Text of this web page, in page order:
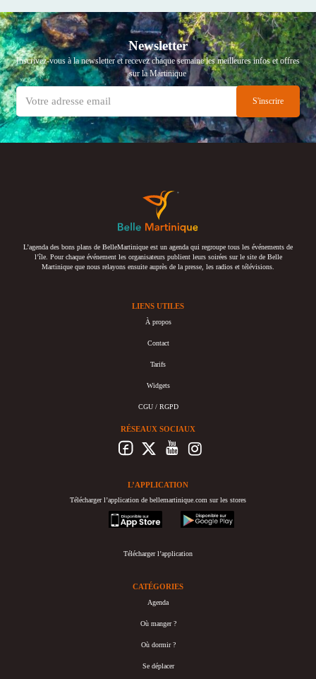
Newsletter
Inscrivez-vous à la newsletter et recevez chaque semaine les meilleures infos et offres
sur la Martinique
L’agenda des bons plans de BelleMartinique est un agenda qui regroupe tous les événements de
l’île. Pour chaque événement les organisateurs publient leurs soirées sur le site de Belle
Martinique que nous relayons ensuite auprès de la presse, les radios et télévisions.
LIENS UTILES
À propos
Contact
Tarifs
Widgets
CGU / RGPD
RÉSEAUX SOCIAUX
L’APPLICATION
Télécharger l’application de bellemartinique.com sur les stores
appstore
googleplay
Télécharger l’application
CATÉGORIES
Agenda
Où manger ?
Où dormir ?
Se déplacer